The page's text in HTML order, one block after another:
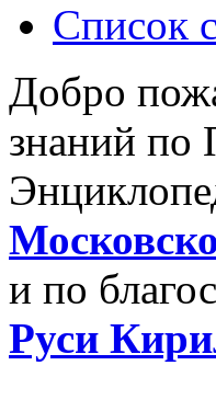
Список
Добро
знаний по
и по
Руси